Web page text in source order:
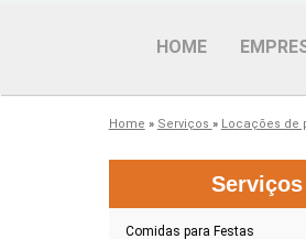
HOME
Home » Serviços » Locações de
Serviços
Comidas para Festas